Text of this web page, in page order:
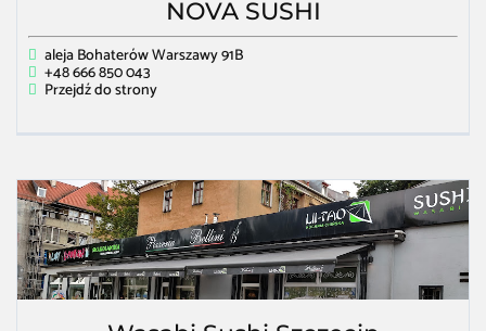
NOVA SUSHI
aleja Bohaterów Warszawy 91B
+48 666 850 043
Przejdź do strony